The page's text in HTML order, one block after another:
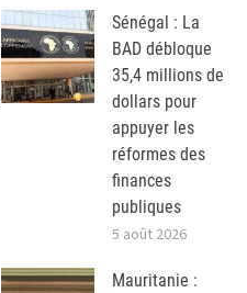
Sénégal : La
BAD débloque
35,4 millions de
dollars pour
appuyer les
réformes des
finances
publiques
5 août 2026
Mauritanie :